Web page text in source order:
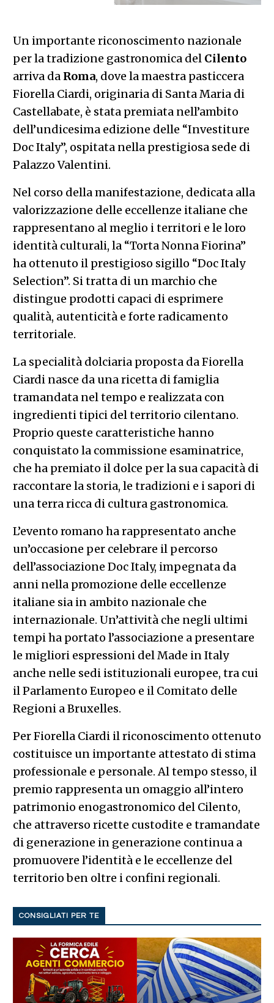
Un importante riconoscimento nazionale
per la tradizione gastronomica del Cilento
arriva da Roma, dove la maestra pasticcera
Fiorella Ciardi, originaria di Santa Maria di
Castellabate, è stata premiata nell’ambito
dell’undicesima edizione delle “Investiture
Doc Italy”, ospitata nella prestigiosa sede di
Palazzo Valentini.
Nel corso della manifestazione, dedicata alla
valorizzazione delle eccellenze italiane che
rappresentano al meglio i territori e le loro
identità culturali, la “Torta Nonna Fiorina”
ha ottenuto il prestigioso sigillo “Doc Italy
Selection”. Si tratta di un marchio che
distingue prodotti capaci di esprimere
qualità, autenticità e forte radicamento
territoriale.
La specialità dolciaria proposta da Fiorella
Ciardi nasce da una ricetta di famiglia
tramandata nel tempo e realizzata con
ingredienti tipici del territorio cilentano.
Proprio queste caratteristiche hanno
conquistato la commissione esaminatrice,
che ha premiato il dolce per la sua capacità di
raccontare la storia, le tradizioni e i sapori di
una terra ricca di cultura gastronomica.
L’evento romano ha rappresentato anche
un’occasione per celebrare il percorso
dell’associazione Doc Italy, impegnata da
anni nella promozione delle eccellenze
italiane sia in ambito nazionale che
internazionale. Un’attività che negli ultimi
tempi ha portato l’associazione a presentare
le migliori espressioni del Made in Italy
anche nelle sedi istituzionali europee, tra cui
il Parlamento Europeo e il Comitato delle
Regioni a Bruxelles.
Per Fiorella Ciardi il riconoscimento ottenuto
costituisce un importante attestato di stima
professionale e personale. Al tempo stesso, il
premio rappresenta un omaggio all’intero
patrimonio enogastronomico del Cilento,
che attraverso ricette custodite e tramandate
di generazione in generazione continua a
promuovere l’identità e le eccellenze del
territorio ben oltre i confini regionali.
CONSIGLIATI PER TE